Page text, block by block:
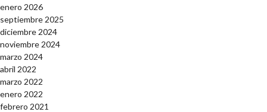
enero 2026
septiembre 2025
diciembre 2024
noviembre 2024
marzo 2024
abril 2022
marzo 2022
enero 2022
febrero 2021